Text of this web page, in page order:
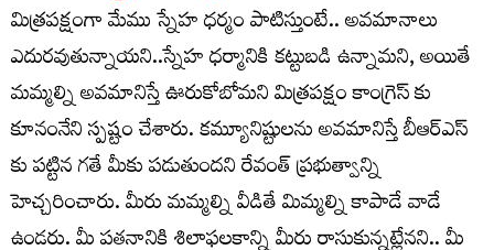
మిత్రపక్షంగా మేము స్నేహ ధర్మం పాటిస్తుంటే.. అవమానాలు
ఎదురవుతున్నాయని..స్నేహ ధర్మానికి కట్టుబడి ఉన్నామని, అయితే
మమ్మల్ని అవమానిస్తే ఊరుకోబోమని మిత్రపక్షం కాంగ్రెస్ కు
కూనంనేని స్పష్టం చేశారు. కమ్యూనిష్టులను అవమానిస్తే బీఆర్ఎస్
కు పట్టిన గతే మీకు పడుతుందని రేవంత్ ప్రభుత్వాన్ని
హెచ్చరించారు. మీరు మమ్మల్ని వీడితే మిమ్మల్ని కాపాడే వాడే
ఉండరు. మీ పతనానికి శిలాఫలకాన్ని మీరు రాసుకున్నట్లేనని.. మీ